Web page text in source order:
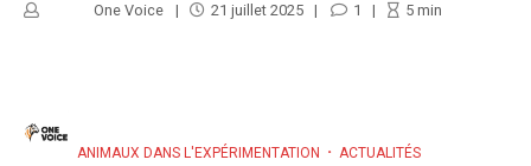
One Voice 21 juillet 2025 1 5min
ANIMAUX DANS L'EXPÉRIMENTATION ACTUALITÉS